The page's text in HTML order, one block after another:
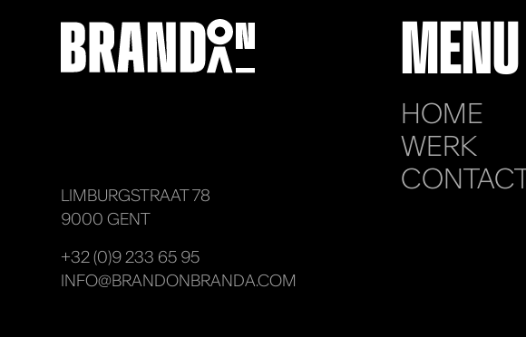
LIMBURGSTRAAT 78
9000 GENT
+32 (0)9 233 65 95
INFO@BRANDONBRANDA.COM
MENU
HOME
WERK